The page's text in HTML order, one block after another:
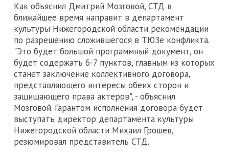
Как объяснил Дмитрий Мозговой, СТД в
ближайшее время направит в департамент
культуры Нижегородской области рекомендации
по разрешению сложившегося в ТЮЗе конфликта.
"Это будет большой программный документ, он
будет содержать 6-7 пунктов, главным из которых
станет заключение коллективного договора,
представляющего интересы обеих сторон и
защищающего права актеров", - объяснил
Мозговой. Гарантом исполнения договора будет
выступать директор департамента культуры
Нижегородской области Михаил Грошев,
резюмировал представитель СТД.